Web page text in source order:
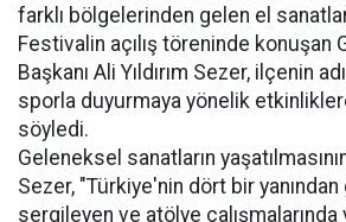
farklı bölgelerinden gelen el
Festivalin açılış töreninde konuşan
Başkanı Ali Yıldırım Sezer, ilçenin
sporla duyurmaya yönelik
söyledi.
Geleneksel sanatların
Sezer, "Türkiye'nin dört bir
sergileyen ve atölye